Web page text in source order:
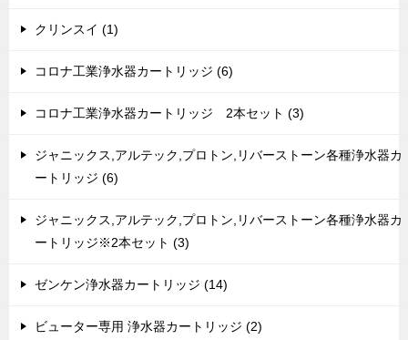
クリンスイ (1)
コロナ工業浄水器カートリッジ (6)
コロナ工業浄水器カートリッジ 2本セット (3)
ジャニックス,アルテック,プロトン,リバーストーン各種浄水器カ
ートリッジ (6)
ジャニックス,アルテック,プロトン,リバーストーン各種浄水器カ
ートリッジ※2本セット (3)
ゼンケン浄水器カートリッジ (14)
ビューター専用 浄水器カートリッジ (2)